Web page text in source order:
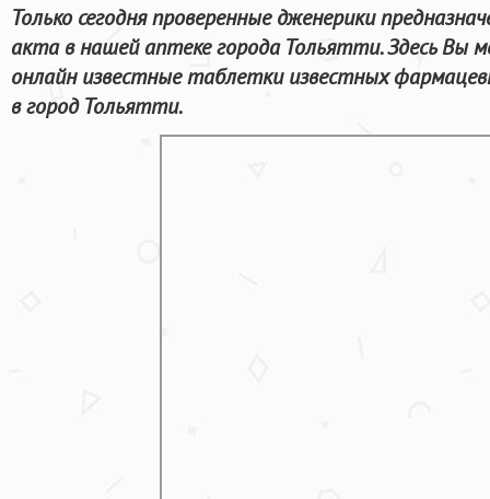
Только сегодня проверенные дженерики
акта в нашей аптеке города Тольятти. Здесь Вы
онлайн известные таблетки известных
в город Тольятти.